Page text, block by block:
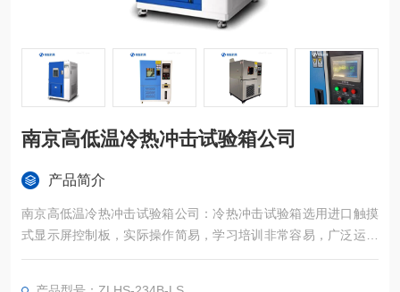
南京高低温冷热冲击试验箱公司
产品简介
南京高低温冷热冲击试验箱公司：冷热冲击试验箱选用进口触摸
式显示屏控制板，实际操作简易，学习培训非常容易，广泛运用
于半导体元器件、电子设备、塑胶五金构件化工原料和别的*用机